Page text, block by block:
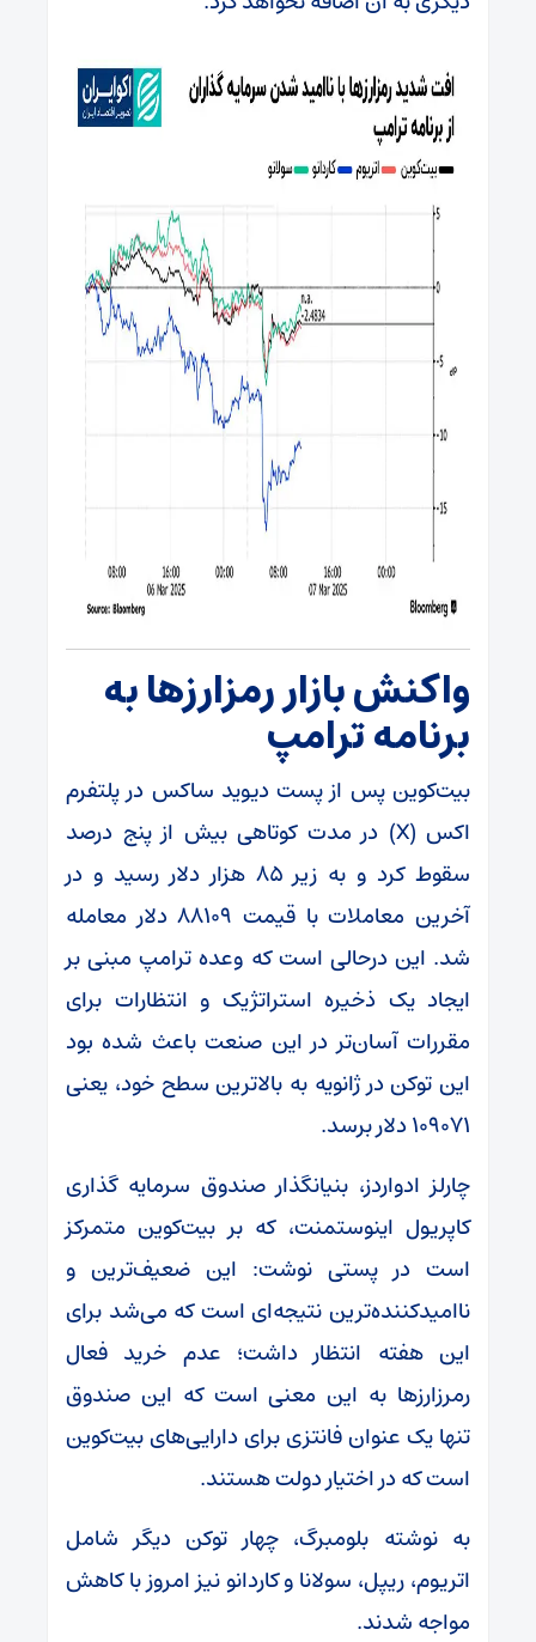
واکنش بازار رمزارزها به
برنامه ترامپ
بیت‌کوین پس از پست دیوید ساکس در پلتفرم
اکس (X) در مدت کوتاهی بیش از پنج درصد
سقوط کرد و به زیر ۸۵ هزار دلار رسید و در
آخرین معاملات با قیمت ۸۸۱۰۹ دلار معامله
شد. این درحالی است که وعده ترامپ مبنی بر
ایجاد یک ذخیره استراتژیک و انتظارات برای
مقررات آسان‌تر در این صنعت باعث شده بود
این توکن در ژانویه به بالاترین سطح خود، یعنی
۱۰۹۰۷۱ دلار برسد.
چارلز ادواردز، بنیانگذار صندوق سرمایه گذاری
کاپریول اینوستمنت، که بر بیت‌کوین متمرکز
است در پستی نوشت: این ضعیف‌ترین و
ناامیدکننده‌ترین نتیجه‌ای است که می‌شد برای
این هفته انتظار داشت؛ عدم خرید فعال
رمرزارزها به این معنی است که این صندوق
تنها یک عنوان فانتزی برای دارایی‌های بیت‌کوین
است که در اختیار دولت هستند.
به نوشته بلومبرگ، چهار توکن دیگر شامل
اتریوم، ریپل، سولانا و کاردانو نیز امروز با کاهش
مواجه شدند.